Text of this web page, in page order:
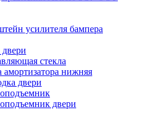
усилителя бампера
стекла
амортизатора нижняя
двери
двери